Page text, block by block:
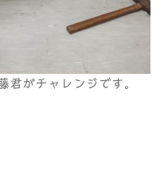
君がチャレンジです。